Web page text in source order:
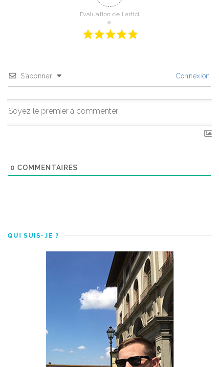
Évaluation de l'articl
e
S’abonner Connexion
0 COMMENTAIRES
QUI SUIS-JE ?